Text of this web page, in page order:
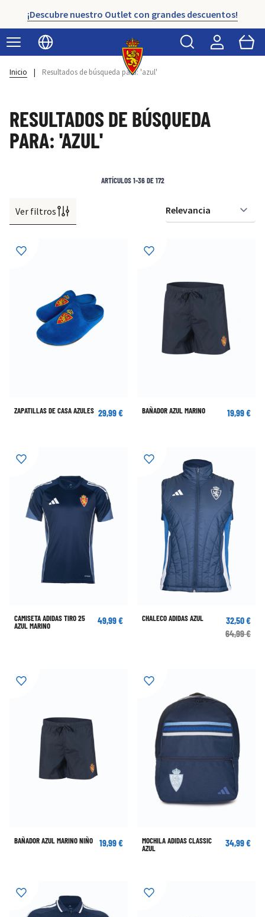
¡Descubre nuestro Outlet con grandes descuentos!
Seleccionar idioma
Buscar Cart
Inicio | Resultados de búsqueda para: 'azul'
RESULTADOS DE BÚSQUEDA
PARA: 'AZUL'
Ver filtros
ARTÍCULOS1-36DE172
ZAPATILLAS DE CASA AZULES 29,99 € BAÑADOR AZUL MARINO 19,99 €
CAMISETA ADIDAS TIRO 25
AZUL MARINO
49,99 € CHALECO ADIDAS AZUL
32,50 €
64,99 €
BAÑADOR AZUL MARINO NIÑO 19,99 €
MOCHILA ADIDAS CLASSIC
AZUL
34,99 €